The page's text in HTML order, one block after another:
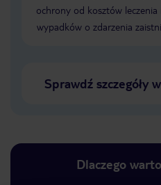
ochrony od kosztów leczenia
wypadków o zdarzenia
Sprawdź szczegóły
Dlaczego